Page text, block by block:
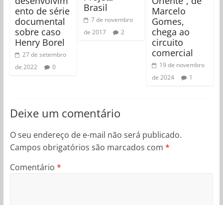
ento de série
documental
sobre caso
Henry Borel
27 de setembro
de 2022
0
Brasil
7 de novembro
de 2017
2
Marcelo
Gomes,
chega ao
circuito
comercial
19 de novembro
de 2024
1
Deixe um comentário
O seu endereço de e-mail não será publicado.
Campos obrigatórios são marcados com *
Comentário *